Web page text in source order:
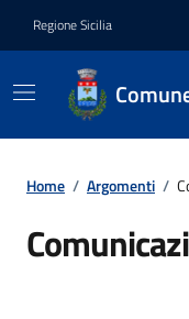
Regione Sicilia
Home / Argomenti /